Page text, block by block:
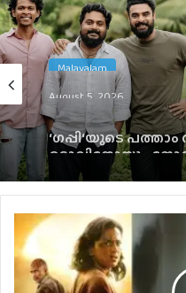
Malayalam
August 5, 2026
‘ഗപ്പി‘യുടെ
ടൊവിനോയും
ഒന്നിക്കുന്നു